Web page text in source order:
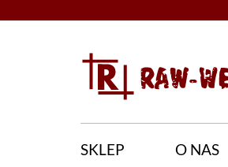
SKLEP O NAS